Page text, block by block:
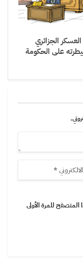
العسكر الجزائري
على الحكومة
للمرة الأولى